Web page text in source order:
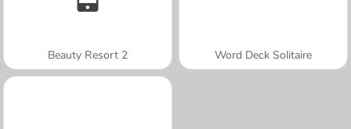
Beauty Resort 2 Word Deck Solitaire